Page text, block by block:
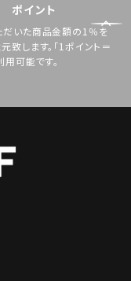
ポイント
だいた商品金額の1％を
致します。「1ポイント＝
用可能です。